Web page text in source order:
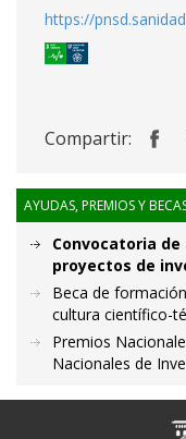
https://
Compartir:
AYUDAS, PREMIOS Y
Convocatoria
proyectos de
Beca de
cultura científico-
Premios
Nacionales de